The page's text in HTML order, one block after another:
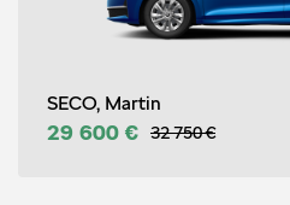
SECO, Martin
29 600 € 32 750 €